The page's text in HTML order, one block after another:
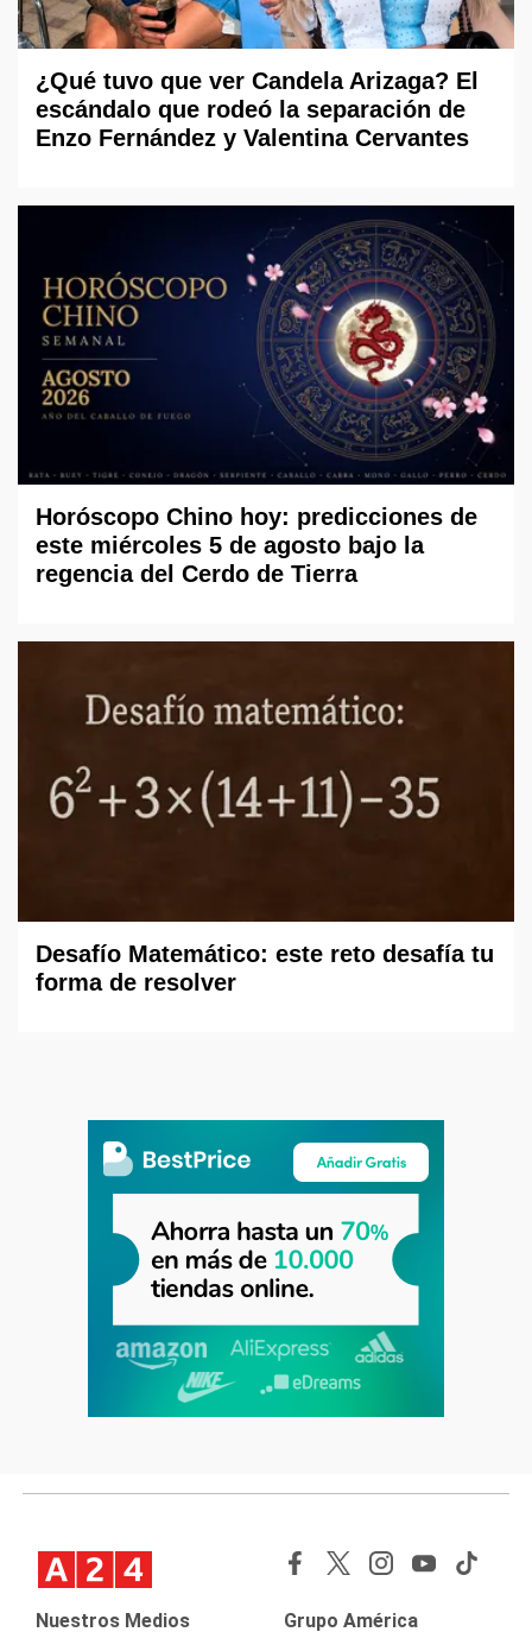
¿Qué tuvo que ver Candela Arizaga? El
escándalo que rodeó la separación de
Enzo Fernández y Valentina Cervantes
Horóscopo Chino hoy: predicciones de
este miércoles 5 de agosto bajo la
regencia del Cerdo de Tierra
Desafío Matemático: este reto desafía tu
forma de resolver
Nuestros Medios Grupo América